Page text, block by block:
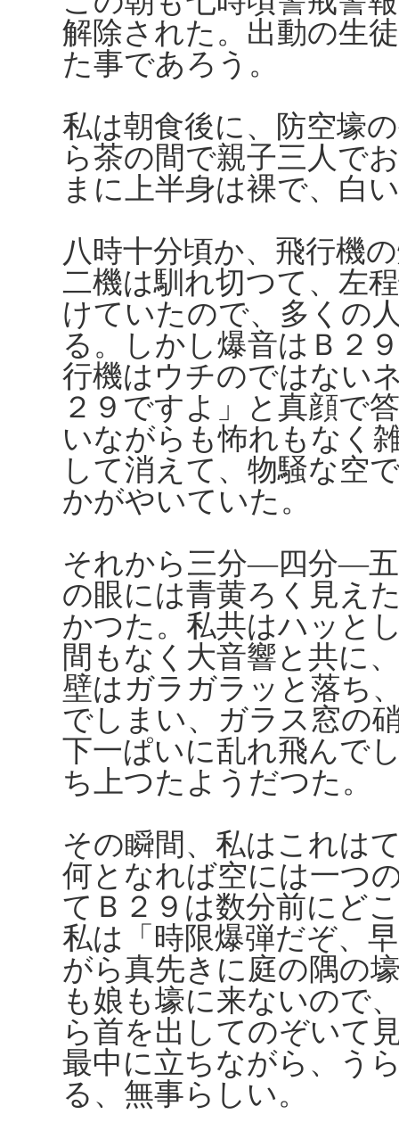
解除された。出動の生
た事であろう。
私は朝食後に、防空壕
ら茶の間で親子三人で
まに上半身は裸で、白
八時十分頃か、飛行機
二機は馴れ切つて、左
けていたので、多くの
る。しかし爆音はＢ２
行機はウチのではない
２９ですよ」と真顔で
いながらも怖れもなく
して消えて、物騒な空
かがやいていた。
それから三分―四分―
の眼には青黄ろく見え
かつた。私共はハッと
間もなく大音響と共に
壁はガラガラッと落ち
でしまい、ガラス窓の
下一ぱいに乱れ飛んで
ち上つたようだつた。
その瞬間、私はこれは
何となれば空には一つ
てＢ２９は数分前にど
私は「時限爆弾だぞ、
がら真先きに庭の隅の
も娘も壕に来ないので
ら首を出してのぞいて
最中に立ちながら、う
る、無事らしい。